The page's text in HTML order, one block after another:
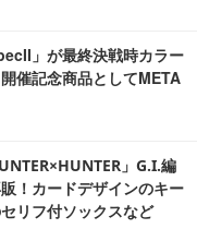
」が最終決戦時カラー
催記念商品としてMETA
」G.I.編
！カードデザインのキー
リフ付ソックスなど